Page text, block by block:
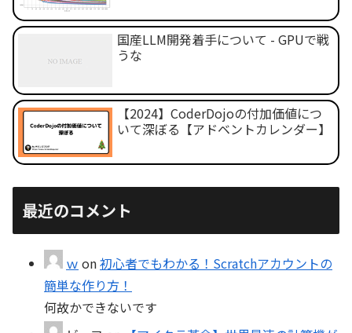
国産LLM開発着手について - GPUで戦
うな
【2024】CoderDojoの付加価値につ
いて深ぼる【アドベントカレンダー】
最近のコメント
ｗ on初心者でもわかる！Scratchアカウントの
簡単な作り方！
何故かできないです